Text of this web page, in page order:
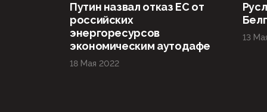
Путин назвал отказ ЕС от
российских
энергоресурсов
экономическим аутодафе
18 Мая 2022
13